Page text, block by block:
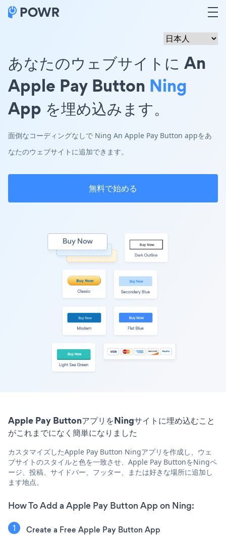
あなたのウェブサイトに An
Apple Pay Button Ning
App を埋め込みます。
面倒なコーディングなしで Ning An Apple Pay Button appをあ
なたのウェブサイトに追加できます。
無料で始める
Apple Pay ButtonアプリをNingサイトに埋め込むこと
がこれまでになく簡単になりました
カスタマイズしたApple Pay Button Ningアプリを作成し、ウェ
ブサイトのスタイルと色を一致させ、Apple Pay ButtonをNingペ
ージ、投稿、サイドバー、フッター、または好きな場所に追加し
ます地点。
How To Add a Apple Pay Button App on Ning:
Create a Free Apple Pay Button App